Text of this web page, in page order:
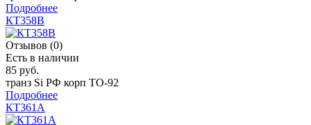
Подробнее
КТ358В
Отзывов (0)
Есть в наличии
85 руб.
транз Si РФ корп TO-92
Подробнее
КТ361А